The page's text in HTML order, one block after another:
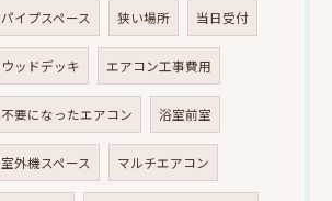
パイプスペース 狭い場所 当日受付
ウッドデッキ エアコン工事費用
不要になったエアコン 浴室前室
室外機スペース マルチエアコン